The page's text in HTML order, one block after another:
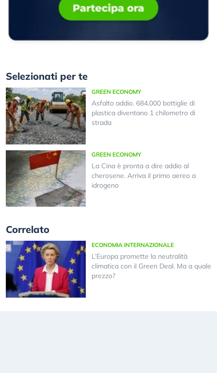
Selezionati per te
GREEN ECONOMY
Asfalto addio. 684.000 bottiglie di
plastica diventano 1 chilometro di
strada
GREEN ECONOMY
La Cina è pronta a dire addio al
cherosene. Arriva il primo aereo a
idrogeno
Correlato
ECONOMIA INTERNAZIONALE
L’Europa promette la neutralità
climatica con il Green Deal. Ma a quale
prezzo?